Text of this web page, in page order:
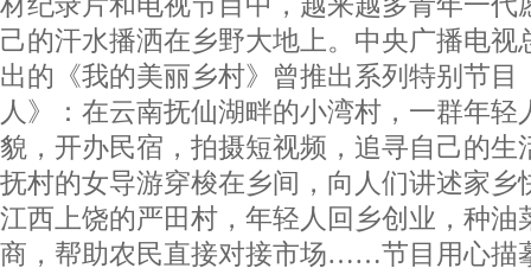
己的汗水播洒在乡野大地上。中央广播电视
出的《我的美丽乡村》曾推出系列特别节目
人》：在云南抚仙湖畔的小湾村，一群年轻
貌，开办民宿，拍摄短视频，追寻自己的生
抚村的女导游穿梭在乡间，向人们讲述家乡
江西上饶的严田村，年轻人回乡创业，种油
商，帮助农民直接对接市场……节目用心描